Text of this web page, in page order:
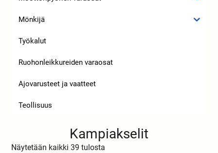
Mönkijä
Työkalut
Ruohonleikkureiden varaosat
Ajovarusteet ja vaatteet
Teollisuus
Kampiakselit
Näytetään kaikki 39 tulosta